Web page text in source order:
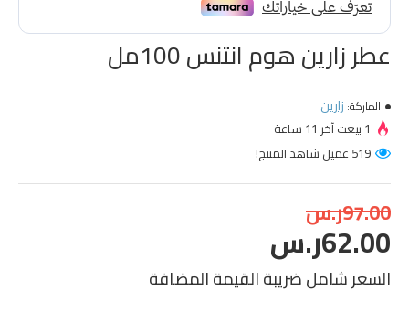
عطر زارين هوم انتنس 100مل
السعر شامل ضريبة القيمة المضافة
62.00ر.س
97.00ر.س
الماركة: زارين
1 بيعت آخر 11 ساعة
519 عميل شاهد المنتج!